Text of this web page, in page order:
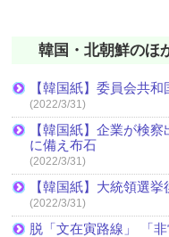
韓国・北朝鮮のほ
【韓国紙】委員会共和
(2022/3/31)
【韓国紙】企業が検
に備え布石
(2022/3/31)
【韓国紙】大統領選
(2022/3/31)
脱「文在寅路線」 「